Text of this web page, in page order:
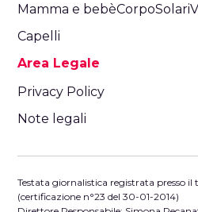
Mamma e bebèCorpoSolari
Capelli
Area Legale
Privacy Policy
Note legali
Testata giornalistica registrata presso
(certificazione n°23 del 30-01-2014)